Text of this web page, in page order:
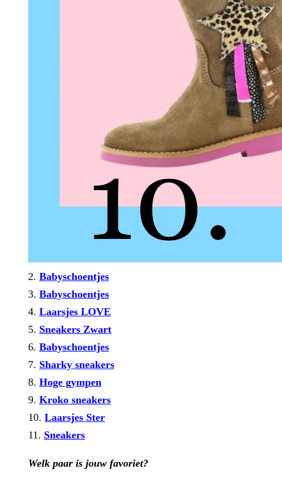
2. Babyschoentjes
3. Babyschoentjes
4. Laarsjes LOVE
5. Sneakers Zwart
6. Babyschoentjes
7. Sharky sneakers
8. Hoge gympen
9. Kroko sneakers
10. Laarsjes Ster
11. Sneakers
Welk paar is jouw favoriet?